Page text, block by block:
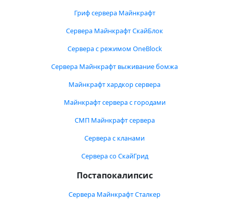
Гриф сервера Майнкрафт
Сервера Майнкрафт СкайБлок
Сервера с режимом OneBlock
Сервера Майнкрафт выживание бомжа
Майнкрафт хардкор сервера
Майнкрафт сервера с городами
СМП Майнкрафт сервера
Сервера с кланами
Сервера со СкайГрид
Постапокалипсис
Сервера Майнкрафт Сталкер